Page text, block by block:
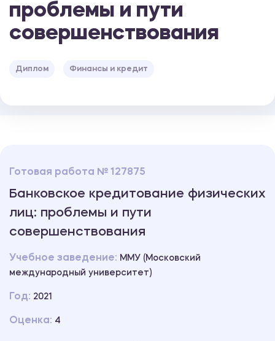
проблемы и пути
совершенствования
Диплом Финансы и кредит
Готовая работа № 127875
Банковское кредитование физических
лиц: проблемы и пути
совершенствования
Учебное заведение: ММУ (Московский
международный университет)
Год: 2021
Оценка: 4